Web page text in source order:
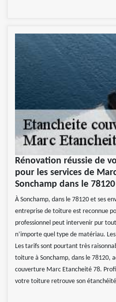
Rénovation réussie de
pour les services de
Sonchamp dans le 78120
À Sonchamp, dans le 78120 et ses
entreprise de toiture est reconnue
professionnel peut intervenir pur
n’importe quel type de matériau.
Les tarifs sont pourtant très
toiture à Sonchamp, dans le 78120,
couverture Marc Etancheité 78.
votre toiture retrouve son